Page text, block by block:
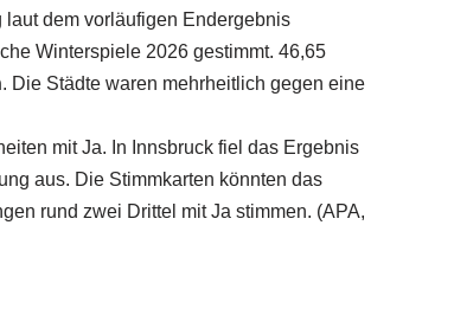
laut dem vorläufigen Endergebnis
Winterspiele 2026 gestimmt. 46,65
. Die Städte waren mehrheitlich gegen eine
mit Ja. In Innsbruck fiel das Ergebnis
aus. Die Stimmkarten könnten das
rund zwei Drittel mit Ja stimmen. (APA,